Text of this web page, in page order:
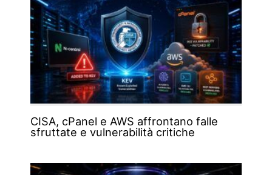
CISA, cPanel e AWS affrontano falle
sfruttate e vulnerabilità critiche